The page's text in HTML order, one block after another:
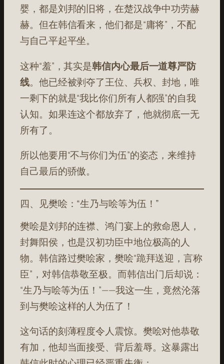
婴，都是刘邦的旧将，在楚汉战争中功劳赫
赫。但在韩信看来，他们都是“庸将”，不配
与自己平起平坐。
这种“羞”，其实是韩信内心最后一道尊严防
线。他已经被剥夺了王位、兵权、封地，唯
一剩下的就是“我比你们所有人都强”的自我
认知。如果连这个都放弃了，他就彻底一无
所有了。
所以他要用“不与你们为伍”的姿态，来维持
自己最后的骄傲。
四、见樊哙：“生乃与哙等为伍！”
樊哙是刘邦的连襟、鸿门宴上的救命恩人，
封舞阳侯，也是汉初功臣中地位极高的人
物。韩信路过樊哙家，樊哙“跪拜送迎，言称
臣”，对韩信恭敬至极。而韩信出门后却说：
“生乃与哙等为伍！”——我这一生，竟然沦落
到与樊哙这样的人为伍了！
这句话的刻薄程度令人震惊。樊哙对他恭敬
有加，他却当面接受、背后羞辱。这暴露出